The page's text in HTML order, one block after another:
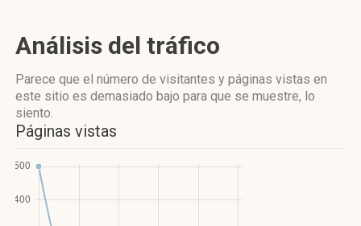
Análisis del tráfico
Parece que el número de visitantes y páginas vistas en
este sitio es demasiado bajo para que se muestre, lo
siento.
Páginas vistas